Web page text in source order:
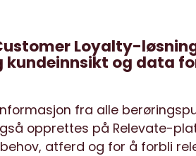
Loyalty-
og data
fra alle
opprettes på Relevate-
atferd og for å forbli